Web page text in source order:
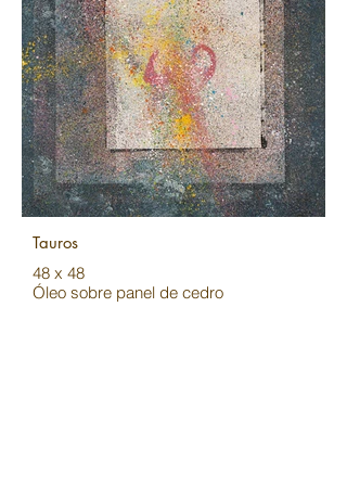
Tauros
48 x 48
Óleo sobre panel de cedro